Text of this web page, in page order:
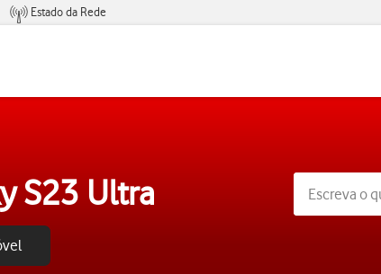
Estado da Rede
S23 Ultra